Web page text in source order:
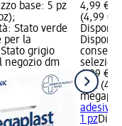
base: 5 pz
Stato verde
per la
grigio
negozio dm
4,99 €;
(4,99 € /
4,99 €
1 pz
adesivo
1 pz